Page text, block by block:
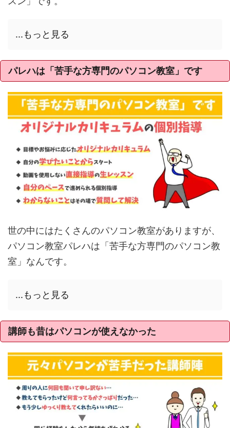
...もっと見る
パレハは「苦手な方専門のパソコン教室」です
世の中にはたくさんのパソコン教室がありますが、
パソコン教室パレハは「苦手な方専門のパソコン教
室」なんです。
...もっと見る
講師も昔はパソコンが使えなかった